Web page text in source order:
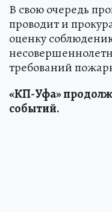
В свою очередь
проводит и
оценку
требований
«КП-Уфа»
событий.